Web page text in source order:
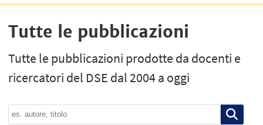
Tutte le pubblicazioni
Tutte le pubblicazioni prodotte da docenti e
ricercatori del DSE dal 2004 a oggi